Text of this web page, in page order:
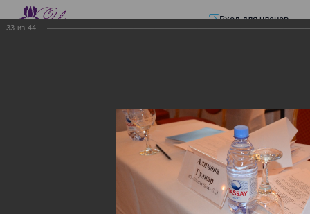
Вход для членов
Презентации—ЭЛЕКТРОННЫЕ СЧЕТА-ФАКТУРЫ.
ЭЛЕКТРОННЫЕ СЧЕТА-
ФАКТУРЫ. ВИРТУАЛЬНЫЙ
33 из 44